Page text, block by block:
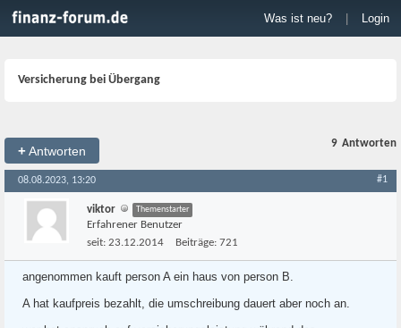
Was ist neu? Login
Versicherung bei Übergang
+Antworten
9 Antworten
08.08.2023, 13:20 #1
viktor Themenstarter
Erfahrener Benutzer
seit: 23.12.2014 Beiträge: 721
angenommen kauft person A ein haus von person B.
A hat kaufpreis bezahlt, die umschreibung dauert aber noch an.